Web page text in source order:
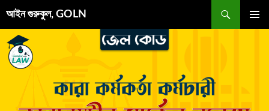
এড়িেয়
আইন গুরুকুল, GOLN
অনুসন্ধান